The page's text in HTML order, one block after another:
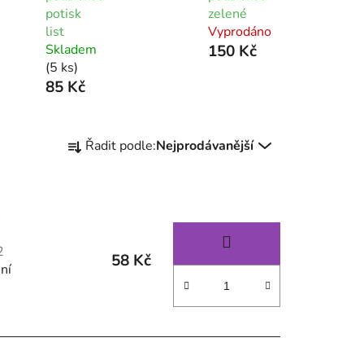
potisk
list
Skladem
(5 ks)
85 Kč
zelené
Vyprodáno
150 Kč
a
u
Řadit podle:Nejprodávanější
58 Kč